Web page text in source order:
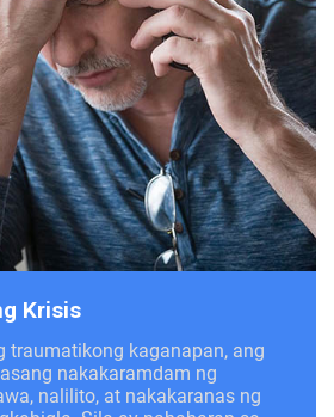
Krisis
traumatikong kaganapan, ang
nakakaramdam ng
nalilito, at nakakaranas ng